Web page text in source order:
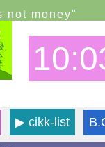
not money"
▶cikk-list